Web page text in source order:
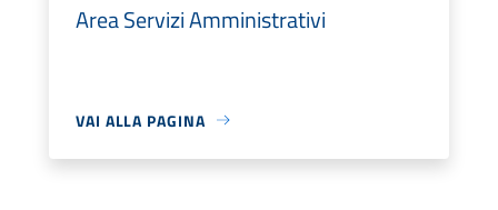
Area Servizi Amministrativi
VAI ALLA PAGINA